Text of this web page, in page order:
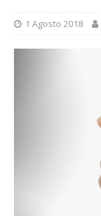
1 Agosto 2018